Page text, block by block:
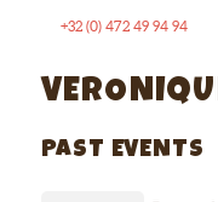
+32 (0) 472 49 94 94
PAST EVENTS